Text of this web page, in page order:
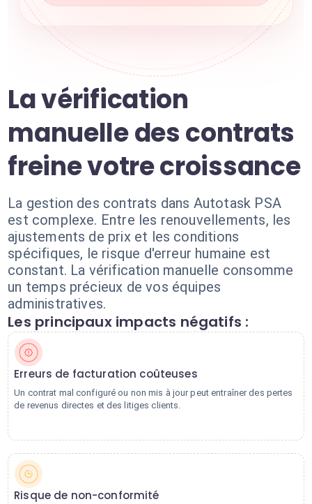
La vérification
manuelle des contrats
freine votre croissance
La gestion des contrats dans Autotask PSA
est complexe. Entre les renouvellements, les
ajustements de prix et les conditions
spécifiques, le risque d'erreur humaine est
constant. La vérification manuelle consomme
un temps précieux de vos équipes
administratives.
Les principaux impacts négatifs :
Erreurs de facturation coûteuses
Un contrat mal configuré ou non mis à jour peut entraîner des pertes
de revenus directes et des litiges clients.
Risque de non-conformité